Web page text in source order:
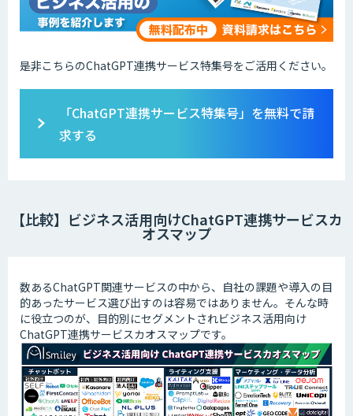
是非こちらのChatGPT連携サービス特集号をご活用ください。
「ChatGPT連携サービス特集号」を無料で請
求する
【比較】ビジネス活用向けChatGPT連携サービスカ
オスマップ
数あるChatGPT関連サービスの中から、自社の課題や導入の目
的あったサービス選び出すのは容易ではありません。そんな時
に役立つのが、目的別にセグメントされビジネス活用向け
ChatGPT連携サービスカオスマップです。